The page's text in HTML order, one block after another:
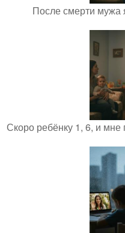
После смерти мужа
Скоро ребёнку 1, 6, и мне